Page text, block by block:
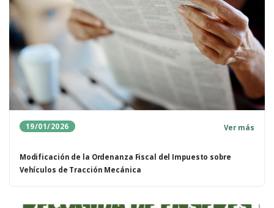
19/01/2026 Ver más
Modificación de la Ordenanza Fiscal del Impuesto sobre
Vehículos de Tracción Mecánica